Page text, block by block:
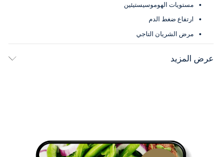
مستويات الهوموسيستيئين
ارتفاع ضغط الدم
مرض الشريان التاجي
الخثار الوريدي
بالإضافة إلى 13 مجال آخر
عرض المزيد